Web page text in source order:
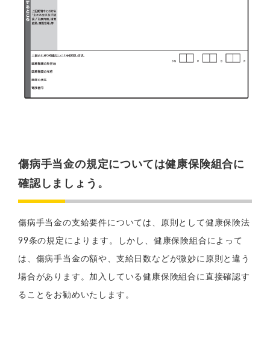
傷病手当金の規定については健康保険組合に
確認しましょう。
傷病手当金の支給要件については、原則として健康保険法
99条の規定によります。しかし、健康保険組合によって
は、傷病手当金の額や、支給日数などが微妙に原則と違う
場合があります。加入している健康保険組合に直接確認す
ることをお勧めいたします。